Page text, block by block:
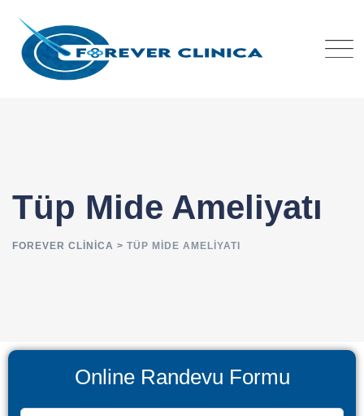
Tüp Mide Ameliyatı
FOREVER CLINICA > TÜP MIDE AMELIYATI
Online Randevu Formu